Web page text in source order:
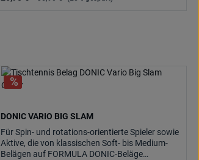
DONIC VARIO BIG SLAM
Für Spin- und rotations-orientierte Spieler sowie
Aktive, die von klassischen Soft- bis Medium-
Belägen auf FORMULA DONIC-Beläge